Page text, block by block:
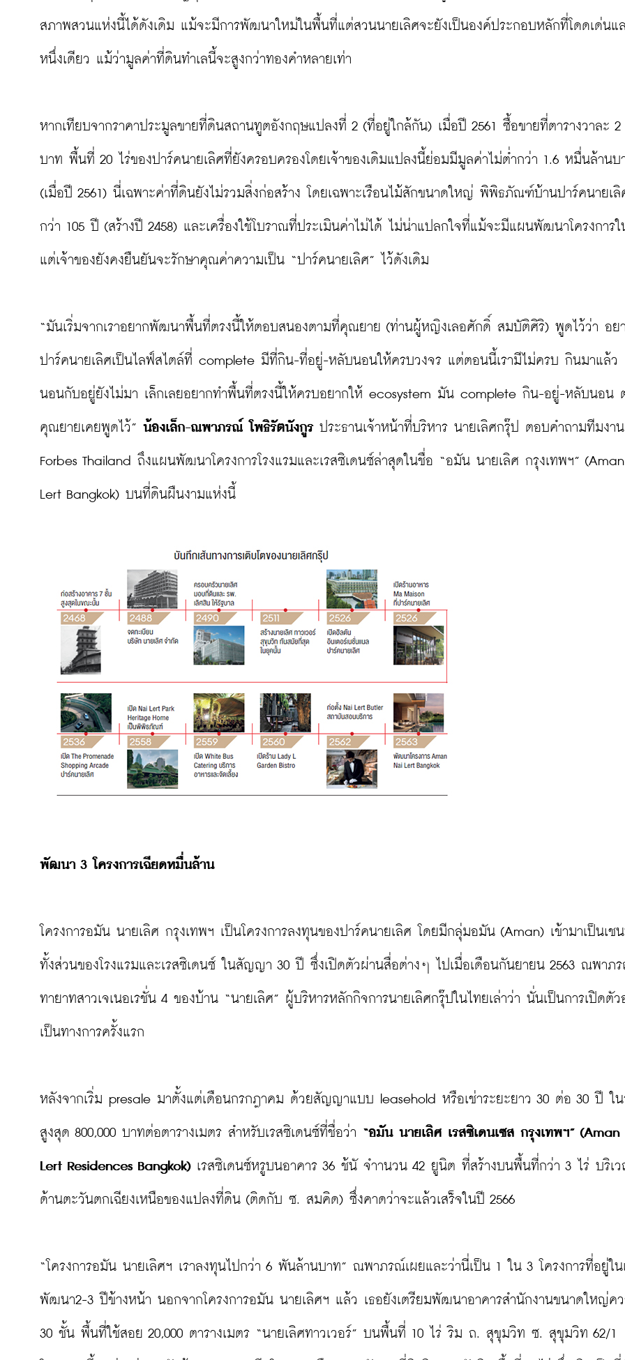
สภาพสวนแห่งนี้ได้ดังเดิม แม้จะมีการพัฒนาใหม่ในพื้นที่แต่สวนนายเลิศจะยังเป็นองค์ประกอบหลักที่โดดเด่นแ
หนึ่งเดียว แม้ว่ามูลค่าที่ดินทำเลนี้จะสูงกว่าทองคำหลายเท่า
หากเทียบจากราคาประมูลขายที่ดินสถานทูตอังกฤษแปลงที่ 2 (ที่อยู่ใกล้กัน) เมื่อปี 2561 ซื้อขายที่ตารางวาละ
บาท พื้นที่ 20 ไร่ของปาร์คนายเลิศที่ยังครอบครองโดยเจ้าของเดิมแปลงนี้ย่อมมีมูลค่าไม่ต่ำกว่า 1.6 หมื่นล้านบ
(เมื่อปี 2561) นี่เฉพาะค่าที่ดินยังไม่รวมสิ่งก่อสร้าง โดยเฉพาะเรือนไม้สักขนาดใหญ่ พิพิธภัณฑ์บ้านปาร์คนายเ
กว่า 105 ปี (สร้างปี 2458) และเครื่องใช้โบราณที่ประเมินค่าไม่ได้ ไม่น่าแปลกใจที่แม้จะมีแผนพัฒนาโครงการ
แต่เจ้าของยังคงยืนยันจะรักษาคุณค่าความเป็น “ปาร์คนายเลิศ” ไว้ดังเดิม
“มันเริ่มจากเราอยากพัฒนาพื้นที่ตรงนี้ให้ตอบสนองตามที่คุณยาย (ท่านผู้หญิงเลอศักดิ์ สมบัติศิริ) พูดไว้ว่า อย
ปาร์คนายเลิศเป็นไลฟ์สไตล์ที่ complete มีที่กิน-ที่อยู่-หลับนอนให้ครบวงจร แต่ตอนนี้เรามีไม่ครบ กินมาแล้ว
นอนกับอยู่ยังไม่มา เล็กเลยอยากทำพื้นที่ตรงนี้ให้ครบอยากให้ ecosystem มัน complete กิน-อยู่-หลับนอน
คุณยายเคยพูดไว้” น้องเล็ก-ณพาภรณ์ โพธิรัตนังกูร ประธานเจ้าหน้าที่บริหาร นายเลิศกรุ๊ป ตอบคำถามทีมงาน
Forbes Thailand ถึงแผนพัฒนาโครงการโรงแรมและเรสซิเดนซ์ล่าสุดในชื่อ “อมัน นายเลิศ กรุงเทพฯ”
Lert Bangkok) บนที่ดินผืนงามแห่งนี้
พัฒนา 3 โครงการเฉียดหมื่นล้าน
โครงการอมัน นายเลิศ กรุงเทพฯ เป็นโครงการลงทุนของปาร์คนายเลิศ โดยมีกลุ่มอมัน (Aman) เข้ามาเป็นเช
ทั้งส่วนของโรงแรมและเรสซิเดนซ์ ในสัญญา 30 ปี ซึ่งเปิดตัวผ่านสื่อต่างๆ ไปเมื่อเดือนกันยายน 2563 ณพาภ
ทายาทสาวเจเนอเรชั่น 4 ของบ้าน “นายเลิศ” ผู้บริหารหลักกิจการนายเลิศกรุ๊ปในไทยเล่าว่า นั่นเป็นการเปิดตัว
เป็นทางการครั้งแรก
หลังจากเริ่ม presale มาตั้งแต่เดือนกรกฎาคม ด้วยสัญญาแบบ leasehold หรือเช่าระยะยาว 30 ต่อ 30 ปี ใน
สูงสุด 800,000 บาทต่อตารางเมตร สำหรับเรสซิเดนซ์ที่ชื่อว่า “อมัน นายเลิศ เรสซิเดนเซส กรุงเทพฯ” (Aman
Lert Residences Bangkok) เรสซิเดนซ์หรูบนอาคาร 36 ช้นั จำานวน 42 ยูนิต ที่สร้างบนพื้นที่กว่า 3 ไร่ บริเ
ด้านตะวันตกเฉียงเหนือของแปลงที่ดิน (ติดกับ ซ. สมคิด) ซึ่งคาดว่าจะแล้วเสร็จในปี 2566
“โครงการอมัน นายเลิศฯ เราลงทุนไปกว่า 6 พันล้านบาท” ณพาภรณ์เผยและว่านี่เป็น 1 ใน 3 โครงการที่อยู่ใ
พัฒนา2-3 ปีข้างหน้า นอกจากโครงการอมัน นายเลิศฯ แล้ว เธอยังเตรียมพัฒนาอาคารสำนักงานขนาดใหญ่ค
30 ชั้น พื้นที่ใช้สอย 20,000 ตารางเมตร “นายเลิศทาวเวอร์” บนพื้นที่ 10 ไร่ ริม ถ. สุขุมวิท ซ. สุขุมวิท 62/1